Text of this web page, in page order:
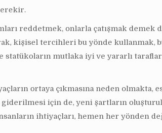
reddetmek, onlarla çatışmak demek
kişisel tercihleri bu yönde kullanmak,
mutlaka iyi ve yararlı
ortaya çıkmasına neden olmakta,
için de, yeni şartların
ihtiyaçları, hemen her yönden